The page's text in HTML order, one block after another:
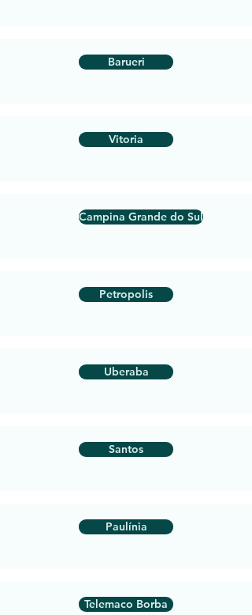
Barueri
Vitoria
Campina Grande do Sul
Petropolis
Uberaba
Santos
Paulínia
Telemaco Borba